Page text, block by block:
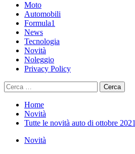
Moto
Automobili
Formula1
News
Tecnologia
Novità
Noleggio
Privacy Policy
Ricerca
per:
Home
Novità
Tutte le novità auto di ottobre 2021
Novità